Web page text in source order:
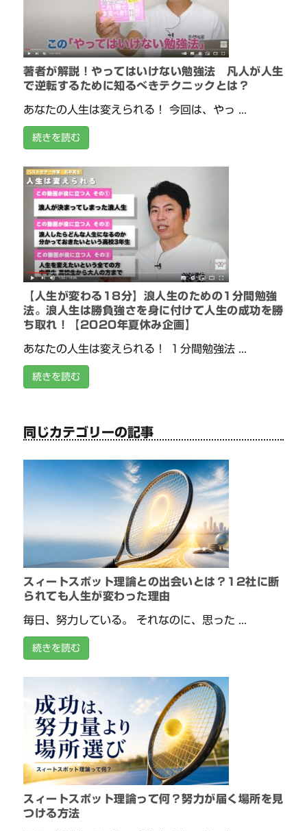
著者が解説！やってはいけない勉強法 凡人が人生
で逆転するために知るべきテクニックとは？
あなたの人生は変えられる！ 今回は、やっ ...
続きを読む
【人生が変わる18分】浪人生のための1分間勉強
法。浪人生は勝負強さを身に付けて人生の成功を勝
ち取れ！【2020年夏休み企画】
あなたの人生は変えられる！ １分間勉強法 ...
続きを読む
同じカテゴリーの記事
スィートスポット理論との出会いとは？12社に断
られても人生が変わった理由
毎日、努力している。 それなのに、思った ...
続きを読む
スィートスポット理論って何？努力が届く場所を見
つける方法